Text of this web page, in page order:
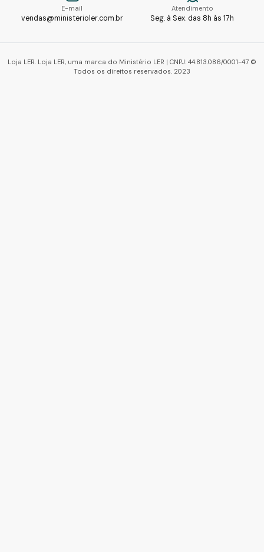
E-mail
vendas@ministerioler.com.br
Atendimento
Seg. à Sex. das 8h às 17h
Loja LER. Loja LER, uma marca do Ministério LER | CNPJ: 44.813.086/0001-47 ©
Todos os direitos reservados. 2023